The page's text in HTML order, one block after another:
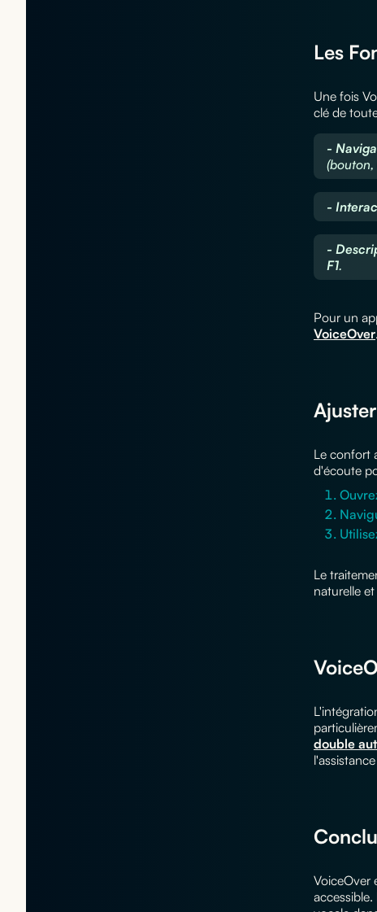
Les
Une fois
clé de
-
(bouton,
-
-
F1.
Pour un
VoiceOver.
Le confort
d'écoute
Le
naturelle
double
VoiceOver